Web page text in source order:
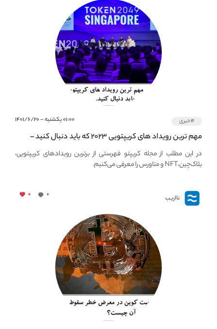
#خبری ۰۱:۰۰ یکشنبه - ۱۴۰۱/۶/۲۰
مهم ترین رویداد های کریپتویی ۲۰۲۳ که باید دنبال کنید –
معرفی بهترین رویداد های جهانی
در این مطلب از مجله کریپتو فهرستی از برترین رویدادهای کریپتویی،
بلاک‌چین،NFT و متاورس را معرفی می‌کنیم.
نااریب ۰ ۰